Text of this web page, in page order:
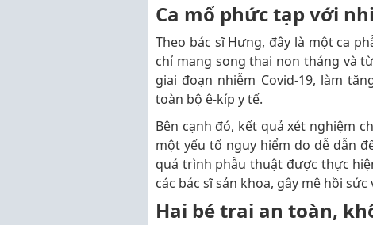
Ca mổ phức tạp với
Theo bác sĩ Hưng, đây là một ca
chỉ mang song thai non tháng và
giai đoạn nhiễm Covid-19, làm
toàn bộ ê-kíp y tế.
Bên cạnh đó, kết quả xét nghiệm
một yếu tố nguy hiểm do dễ dẫn
quá trình phẫu thuật được thực
các bác sĩ sản khoa, gây mê hồi sức
Hai bé trai an toàn,